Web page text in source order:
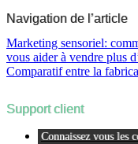
Navigation de l’article
Marketing sensoriel:
vous aider à vendre plus
Comparatif entre la
Support client
Connaissez vous les